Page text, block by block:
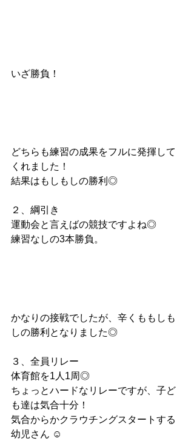
いざ勝負！
どちらも練習の成果をフルに発揮して
くれました！
結果はもしもしの勝利◎
２、綱引き
運動会と言えばの競技ですよね◎
練習なしの3本勝負。
かなりの接戦でしたが、辛くももしも
しの勝利となりました◎
３、全員リレー
体育館を1人1周◎
ちょっとハードなリレーですが、子ど
も達は気合十分！
気合からかクラウチングスタートする
幼児さん ☺︎